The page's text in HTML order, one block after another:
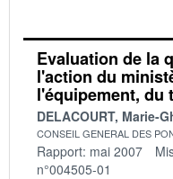
Evaluation de la
l'action du
l'équipement, du
DELACOURT, Marie-
CONSEIL GENERAL DES
Rapport: mai 2007
n°004505-01